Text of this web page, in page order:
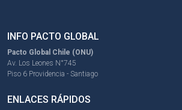
INFO PACTO GLOBAL
Pacto Global Chile (ONU)
Av. Los Leones N°745
Piso 6 Providencia - Santiago
ENLACES RÁPIDOS